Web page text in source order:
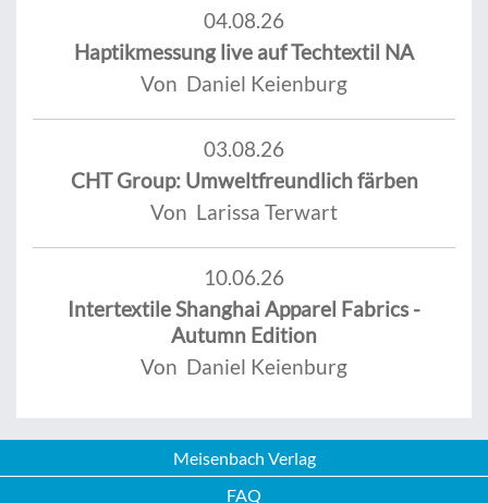
04.08.26
Haptikmessung live auf Techtextil NA
Von Daniel Keienburg
03.08.26
CHT Group: Umweltfreundlich färben
Von Larissa Terwart
10.06.26
Intertextile Shanghai Apparel Fabrics -
Autumn Edition
Von Daniel Keienburg
Meisenbach Verlag
FAQ